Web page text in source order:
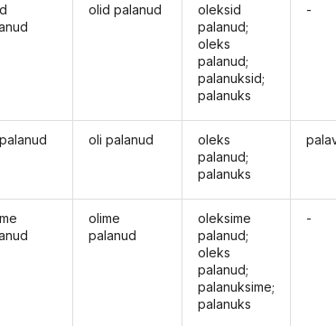
olid palanud
oli palanud
olime
palanud
oleksid
palanud;
oleks
palanud;
palanuksid;
palanuks
oleks
palanud;
palanuks
oleksime
palanud;
oleks
palanud;
palanuksime;
palanuks
-
-